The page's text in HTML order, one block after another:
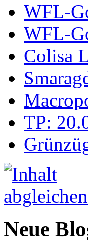
WFL-
WFL-
Colisa
TP:
Neue